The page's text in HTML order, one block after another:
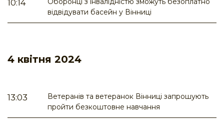
10:14
відвідувати басейн у Вінниці
4 квітня 2024
13:03
Ветеранів та ветеранок Вінниці запрошують
пройти безкоштовне навчання